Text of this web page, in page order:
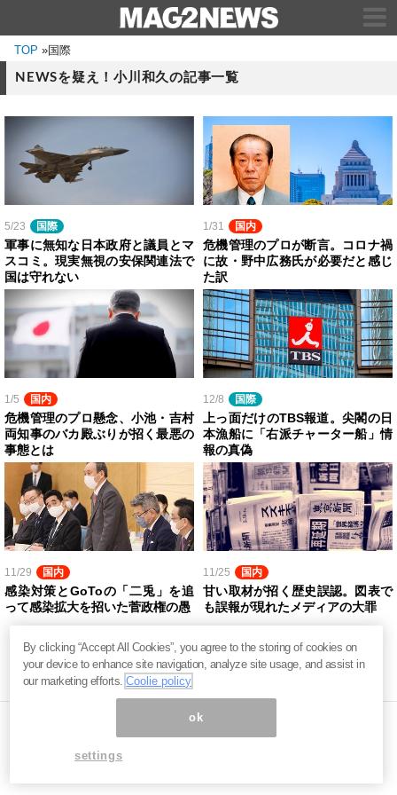
TOP »国際
NEWSを疑え！小川和久の記事一覧
5/23 国際
軍事に無知な日本政府と議員とマ
スコミ。現実無視の安保関連法で
国は守れない
1/31 国内
危機管理のプロが断言。コロナ禍
に故・野中広務氏が必要だと感じ
た訳
1/5 国内
危機管理のプロ懸念、小池・吉村
両知事のバカ殿ぶりが招く最悪の
事態とは
12/8 国際
上っ面だけのTBS報道。尖閣の日
本漁船に「右派チャーター船」情
報の真偽
11/29 国内
感染対策とGoToの「二兎」を追
って感染拡大を招いた菅政権の愚
11/25 国内
甘い取材が招く歴史誤認。図表で
も誤報が現れたメディアの大罪
ページ内の商標は全て商標権者に属します。無断転載を禁じます。 ©
By clicking “Accept All Cookies”, you agree to the storing of cookies on
your device to enhance site navigation, analyze site usage, and assist in
our marketing efforts.Coolie policy
ok
settings